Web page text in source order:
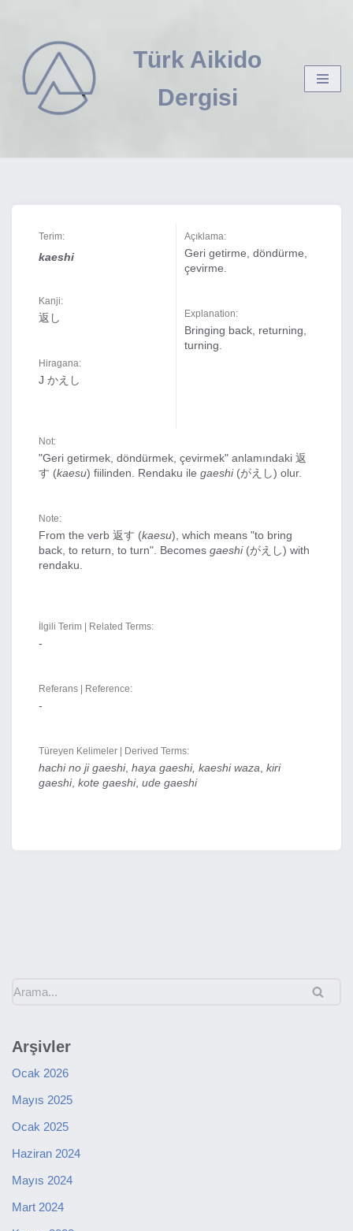
İçeriğe
geç
Türk Aikido
Dergisi
Terim:
kaeshi
Kanji:
返し
Hiragana:
J かえし
Açıklama:
Geri getirme, döndürme,
çevirme.
Explanation:
Bringing back, returning,
turning.
Not:
"Geri getirmek, döndürmek, çevirmek" anlamındaki 返
す (kaesu) fiilinden. Rendaku ile gaeshi(がえし) olur.
Note:
From the verb 返す (kaesu), which means "to bring
back, to return, to turn". Becomes gaeshi(がえし) with
rendaku.
İlgili Terim | Related Terms:
-
Referans | Reference:
-
Türeyen Kelimeler | Derived Terms:
hachi no ji gaeshi, haya gaeshi, kaeshi waza kiri
gaeshi, kote gaeshi, ude gaeshi
Arşivler
Ocak 2026
Mayıs 2025
Ocak 2025
Haziran 2024
Mayıs 2024
Mart 2024